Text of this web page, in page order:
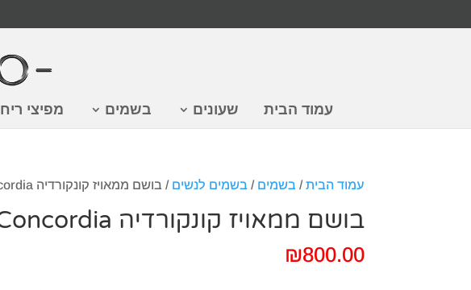
עמוד הבית שעונים בשמים מפיצי ריח
עמוד הבית/ בשמים / בשמים לנשים / בושם ממאויז קונקורדיה Concordia
בושם ממאויז קונקורדיה Concordia
₪800.00